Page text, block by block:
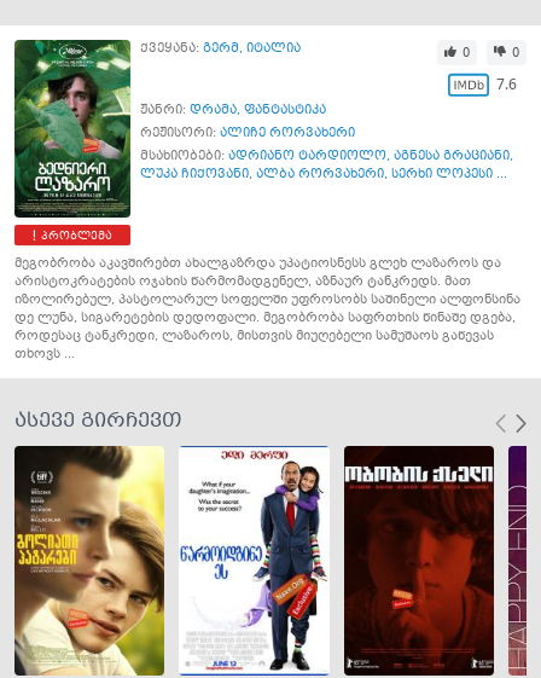
პრობლემა
ქვეყანა: გერმ, იტალია 0 0
7.6
ჟანრი: დრამა, ფანტასტიკა
რეჟისორი: ალიჩე რორვახერი
მსახიობები: ადრიანო ტარდიოლო, აგნესა გრაციანი,
ლუკა ჩიქოვანი, ალბა რორვახერი, სერხი ლოპესი ...
მეგობრობა აკავშირებთ ახალგაზრდა უპატიოსნესს გლეხ ლაზაროს და
არისტოკრატების ოჯახის წარმომადგენელ, აზნაურ ტანკრედს. მათ
იზოლირებულ, პასტოლარულ სოფელში უფროსობს საშინელი ალფონსინა
დე ლუნა, სიგარეტების დედოფალი. მეგობრობა საფრთხის წინაშე დგება,
როდესაც ტანკრედი, ლაზაროს, მისთვის მიუღებელი სამუშაოს გაწევას
თხოვს ...
ასევე გირჩევთ